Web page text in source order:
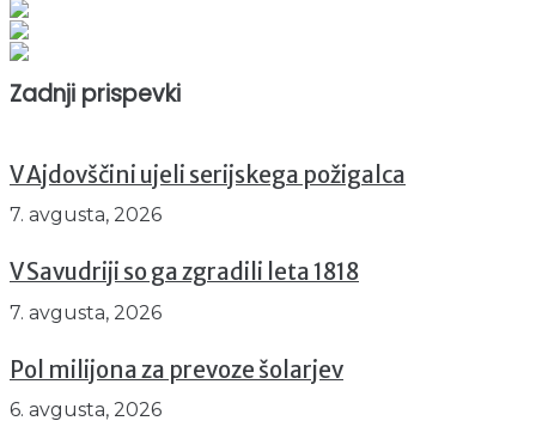
Zadnji prispevki
V Ajdovščini ujeli serijskega požigalca
7. avgusta, 2026
V Savudriji so ga zgradili leta 1818
7. avgusta, 2026
Pol milijona za prevoze šolarjev
6. avgusta, 2026